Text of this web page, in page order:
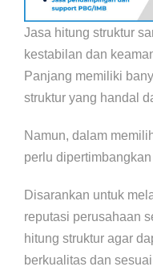
Jasa hitung struktur
kestabilan dan
Panjang memiliki
struktur yang handal
Namun, dalam
perlu
Disarankan untuk
reputasi perusahaan
hitung struktur agar
berkualitas dan